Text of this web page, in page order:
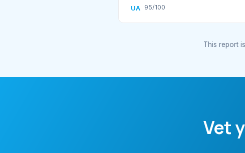
UA 95/100
This report
Vet